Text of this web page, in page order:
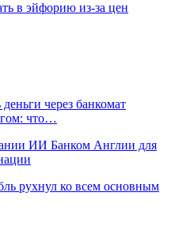
в эйфорию из-за цен
через банкомат
что…
ИИ Банком Англии для
рухнул ко всем основным